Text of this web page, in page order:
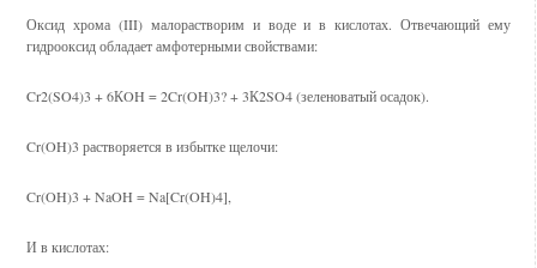
Оксид хрома (III) малорастворим и воде и в кислотах. Отвечающий ему
гидрооксид обладает амфотерными свойствами:
Cr2(SO4)3 + 6КOH = 2Cr(OH)3? + 3К2SO4 (зеленоватый осадок).
Cr(OH)3 растворяется в избытке щелочи:
Cr(OH)3 + NaOH = Na[Cr(OH)4],
И в кислотах: